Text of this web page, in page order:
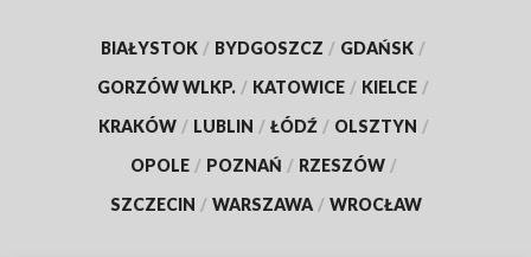
BIAŁYSTOK / BYDGOSZCZ / GDAŃSK /
GORZÓW WLKP. / KATOWICE / KIELCE /
KRAKÓW / LUBLIN / ŁÓDŹ / OLSZTYN /
OPOLE / POZNAŃ / RZESZÓW /
SZCZECIN / WARSZAWA / WROCŁAW